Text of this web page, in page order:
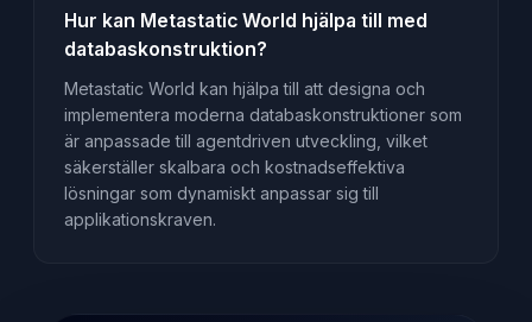
Hur kan Metastatic World hjälpa till med
databaskonstruktion?
Metastatic World kan hjälpa till att designa och
implementera moderna databaskonstruktioner som
är anpassade till agentdriven utveckling, vilket
säkerställer skalbara och kostnadseffektiva
lösningar som dynamiskt anpassar sig till
applikationskraven.